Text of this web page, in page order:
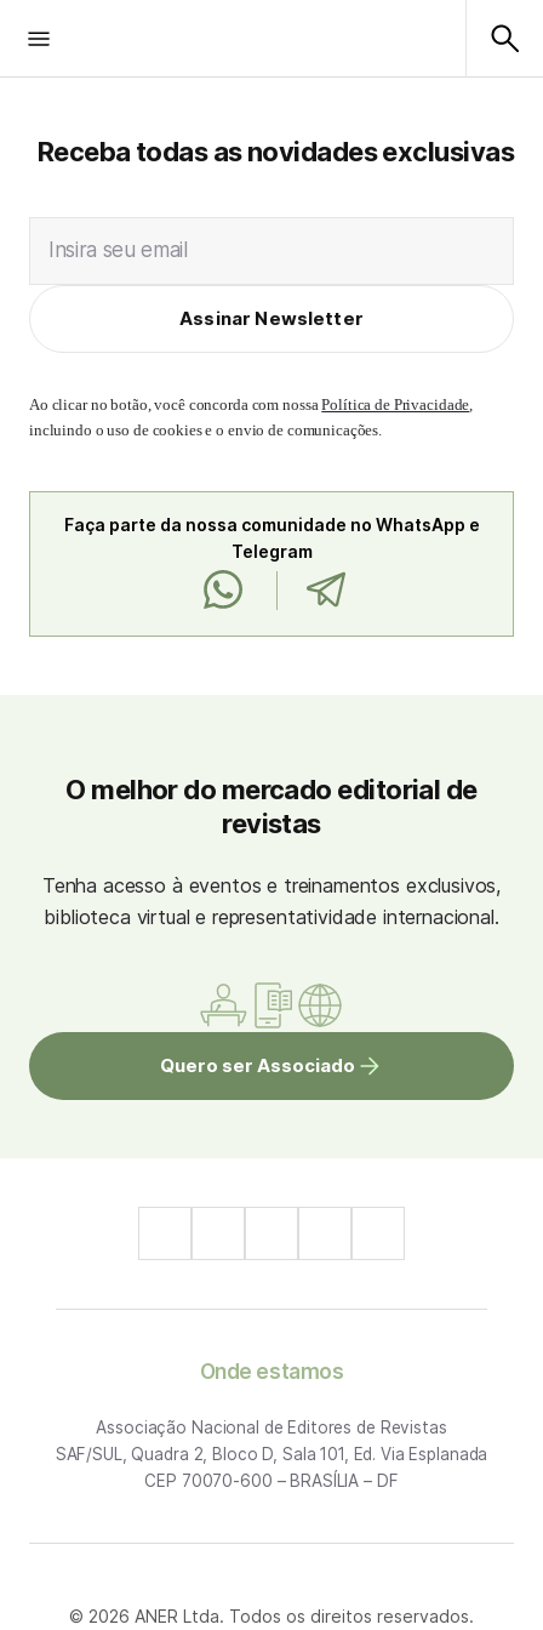
Receba todas as novidades exclusivas
Insira seu email
Assinar Newsletter
Ao clicar no botão, você concorda com nossaPolítica de Privacidade,
incluindo o uso de cookies e o envio de comunicações.
Faça parte da nossa comunidade no WhatsApp e
Telegram
O melhor do mercado editorial de
revistas
Tenha acesso à eventos e treinamentos exclusivos,
biblioteca virtual e representatividade internacional.
Quero ser Associado
Onde estamos
Associação Nacional de Editores de Revistas
SAF/SUL, Quadra 2, Bloco D, Sala 101, Ed. Via Esplanada
CEP 70070-600 – BRASÍLIA – DF
© 2026 ANER Ltda. Todos os direitos reservados.